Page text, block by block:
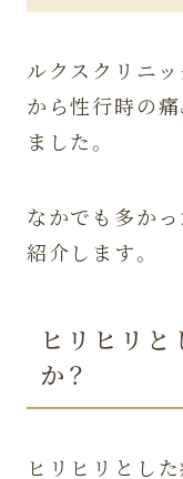
ルクスクリニ
から性行時の
ました。
なかでも多か
紹介します。
ヒリヒリ
か？
ヒリヒリとし